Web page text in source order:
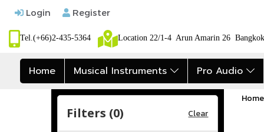
Login Register
Tel.(+66)2-435-5364 Location 22/1-4 Arun Amarin 26
Home Musical Instruments Pro Audio
Home
Filters (0) Clear